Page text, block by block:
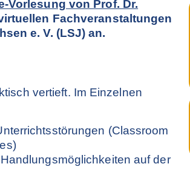
Vorlesung von Prof. Dr.
Fachveranstaltungen
e. V. (LSJ) an.
vertieft. Im Einzelnen
(Classroom
auf der